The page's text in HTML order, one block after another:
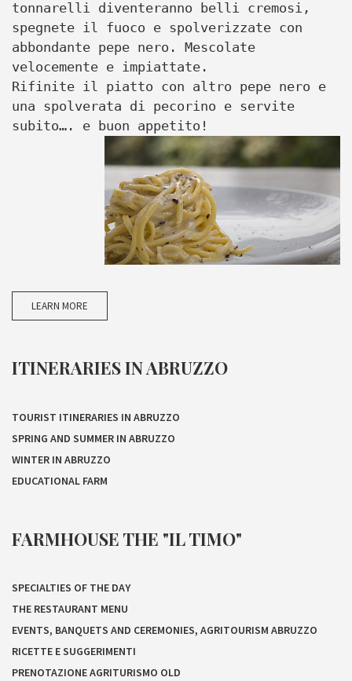
tonnarelli diventeranno belli cremosi,
spegnete il fuoco e spolverizzate con
abbondante pepe nero. Mescolate
velocemente e impiattate.
Rifinite il piatto con altro pepe nero e
una spolverata di pecorino e servite
subito…. e buon appetito!
LEARN MORE
ITINERARIES IN ABRUZZO
TOURIST ITINERARIES IN ABRUZZO
SPRING AND SUMMER IN ABRUZZO
WINTER IN ABRUZZO
EDUCATIONAL FARM
FARMHOUSE THE "IL TIMO"
SPECIALTIES OF THE DAY
THE RESTAURANT MENU
EVENTS, BANQUETS AND CEREMONIES, AGRITOURISM ABRUZZO
RICETTE E SUGGERIMENTI
PRENOTAZIONE AGRITURISMO OLD